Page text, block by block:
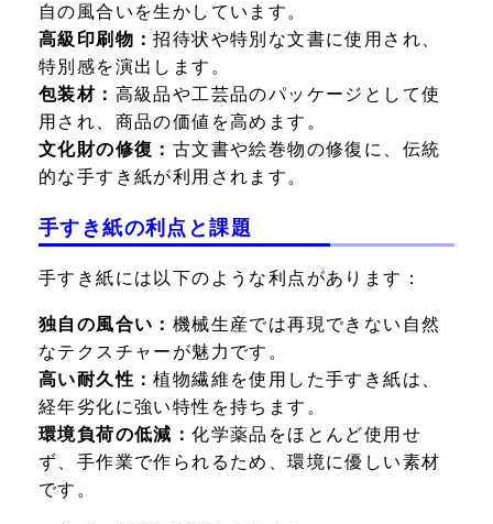
自の風合いを生かしています。
高級印刷物：招待状や特別な文書に使用され、
特別感を演出します。
包装材： 高級品や工芸品のパッケージとして使
用され、商品の価値を高めます。
文化財の修復： 古文書や絵巻物の修復に、伝統
的な手すき紙が利用されます。
手すき紙の利点と課題
手すき紙には以下のような利点があります：
独自の風合い： 機械生産では再現できない自然
なテクスチャーが魅力です。
高い耐久性：植物繊維を使用した手すき紙は、
経年劣化に強い特性を持ちます。
環境負荷の低減：化学薬品をほとんど使用せ
ず、手作業で作られるため、環境に優しい素材
です。